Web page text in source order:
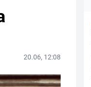
20.06, 12:08